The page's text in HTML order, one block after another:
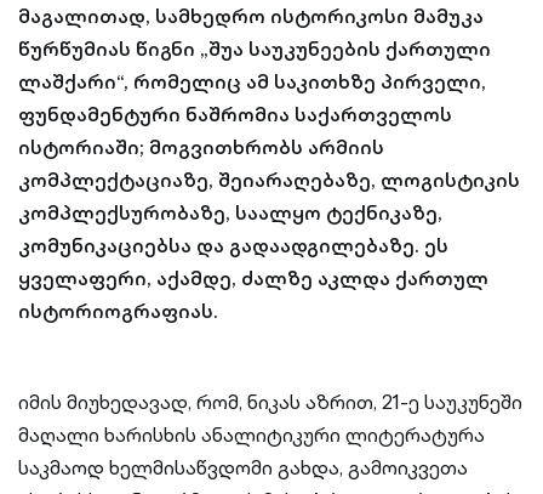
მაგალითად, სამხედრო ისტორიკოსი მამუკა
წურწუმიას წიგნი „შუა საუკუნეების ქართული
ლაშქარი“, რომელიც ამ საკითხზე პირველი,
ფუნდამენტური ნაშრომია საქართველოს
ისტორიაში; მოგვითხრობს არმიის
კომპლექტაციაზე, შეიარაღებაზე, ლოგისტიკის
კომპლექსურობაზე, საალყო ტექნიკაზე,
კომუნიკაციებსა და გადაადგილებაზე. ეს
ყველაფერი, აქამდე, ძალზე აკლდა ქართულ
ისტორიოგრაფიას.
იმის მიუხედავად, რომ, ნიკას აზრით, 21-ე საუკუნეში
მაღალი ხარისხის ანალიტიკური ლიტერატურა
საკმაოდ ხელმისაწვდომი გახდა, გამოიკვეთა